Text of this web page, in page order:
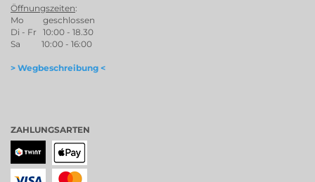
Öffnungszeiten:
Mo geschlossen
Di - Fr 10:00 - 18.30
Sa 10:00 - 16:00
> Wegbeschreibung <
ZAHLUNGSARTEN